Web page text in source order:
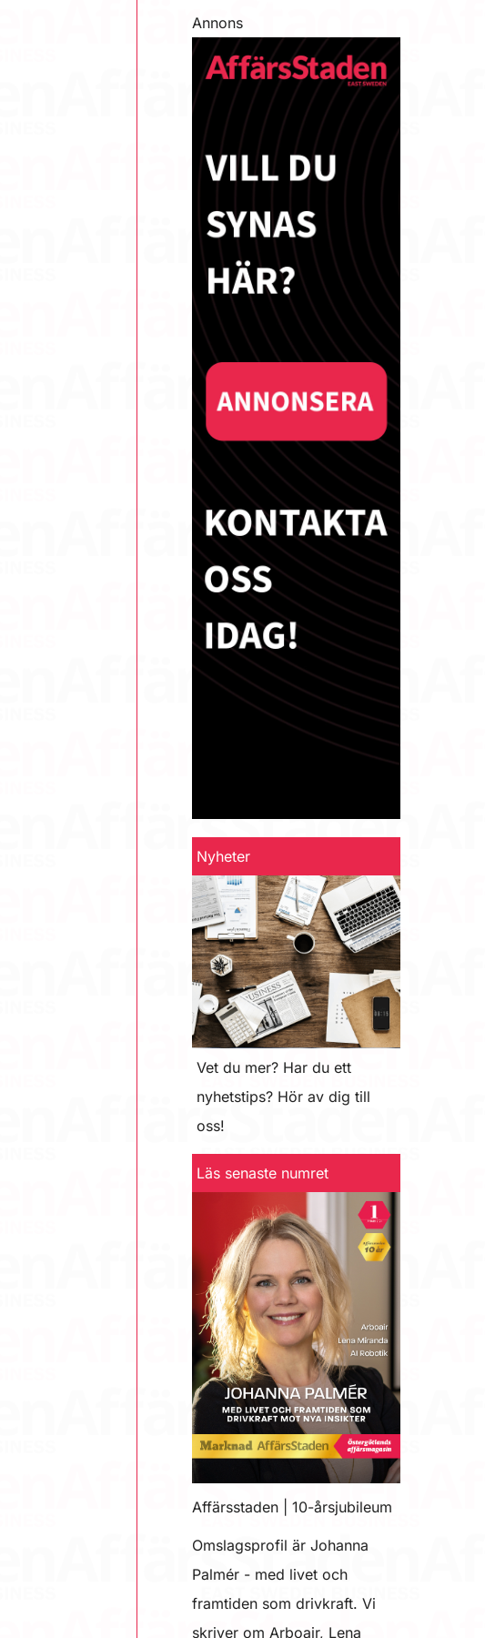
Annons
Nyheter
Vet du mer? Har du ett
nyhetstips? Hör av dig till
oss!
Läs senaste numret
Affärsstaden | 10-årsjubileum
Omslagsprofil är Johanna
Palmér - med livet och
framtiden som drivkraft. Vi
skriver om Arboair, Lena